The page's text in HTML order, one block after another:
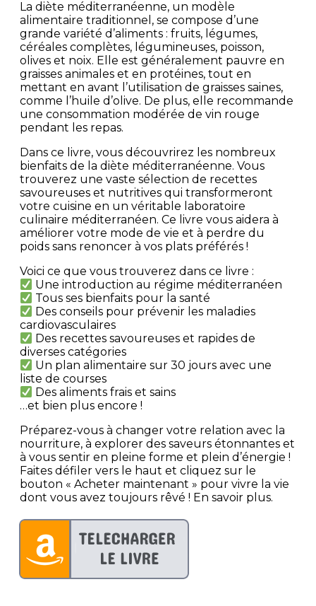
La diète méditerranéenne, un modèle
alimentaire traditionnel, se compose d’une
grande variété d’aliments : fruits, légumes,
céréales complètes, légumineuses, poisson,
olives et noix. Elle est généralement pauvre en
graisses animales et en protéines, tout en
mettant en avant l’utilisation de graisses saines,
comme l’huile d’olive. De plus, elle recommande
une consommation modérée de vin rouge
pendant les repas.
Dans ce livre, vous découvrirez les nombreux
bienfaits de la diète méditerranéenne. Vous
trouverez une vaste sélection de recettes
savoureuses et nutritives qui transformeront
votre cuisine en un véritable laboratoire
culinaire méditerranéen. Ce livre vous aidera à
améliorer votre mode de vie et à perdre du
poids sans renoncer à vos plats préférés !
Voici ce que vous trouverez dans ce livre :
Une introduction au régime méditerranéen
Tous ses bienfaits pour la santé
Des conseils pour prévenir les maladies
cardiovasculaires
Des recettes savoureuses et rapides de
diverses catégories
Un plan alimentaire sur 30 jours avec une
liste de courses
Des aliments frais et sains
…et bien plus encore !
Préparez-vous à changer votre relation avec la
nourriture, à explorer des saveurs étonnantes et
à vous sentir en pleine forme et plein d’énergie !
Faites défiler vers le haut et cliquez sur le
bouton « Acheter maintenant » pour vivre la vie
dont vous avez toujours rêvé ! En savoir plus.